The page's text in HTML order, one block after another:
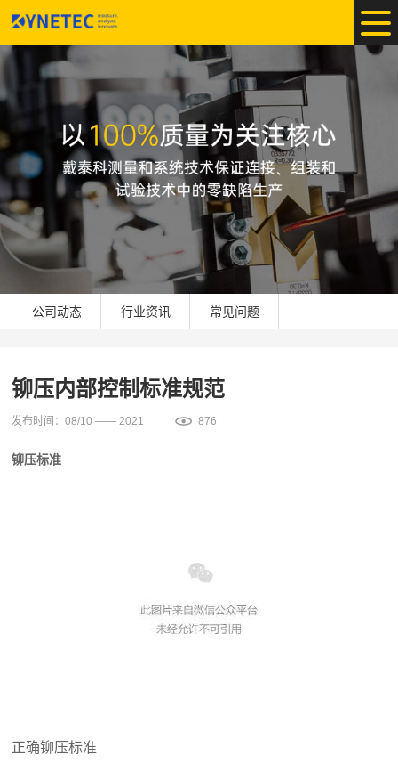
公司动态 行业资讯 常见问题
铆压内部控制标准规范
发布时间：08/10 —— 2021 876
铆压标准
正确铆压标准